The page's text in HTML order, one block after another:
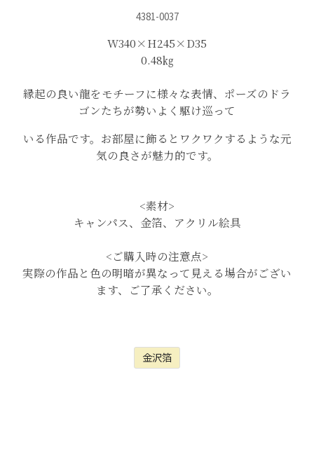
4381-0037
W340×H245×D35
0.48㎏
縁起の良い龍をモチーフに様々な表情、ポーズのドラ
ゴンたちが勢いよく駆け巡って
いる作品です。お部屋に飾るとワクワクするような元
気の良さが魅力的です。
<素材>
キャンパス、金箔、アクリル絵具
<ご購入時の注意点>
実際の作品と色の明暗が異なって見える場合がござい
ます、ご了承ください。
金沢箔